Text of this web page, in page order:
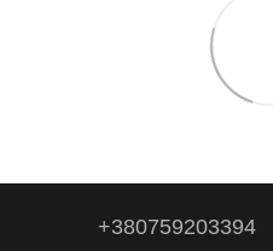
+380759203394